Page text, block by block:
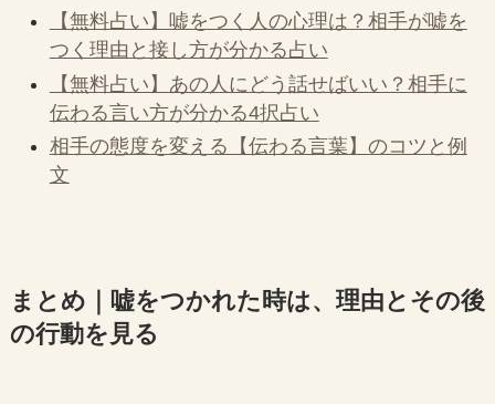
【無料占い】嘘をつく人の心理は？相手が嘘を
つく理由と接し方が分かる占い
【無料占い】あの人にどう話せばいい？相手に
伝わる言い方が分かる4択占い
相手の態度を変える【伝わる言葉】のコツと例
文
まとめ｜嘘をつかれた時は、理由とその後
の行動を見る